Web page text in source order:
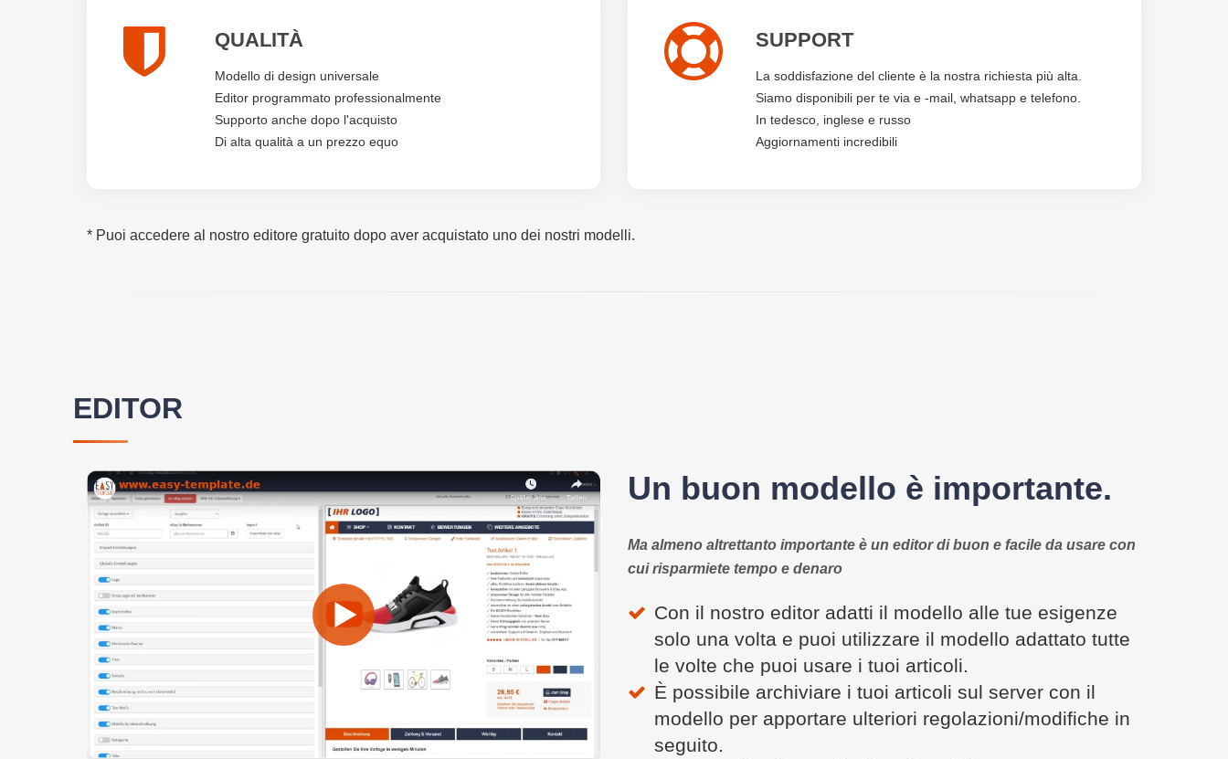
QUALITÀ
Modello di design universale
Editor programmato professionalmente
Supporto anche dopo l'acquisto
Di alta qualità a un prezzo equo
SUPPORT
La soddisfazione del cliente è la nostra richiesta più alta.
Siamo disponibili per te via e -mail, whatsapp e telefono.
In tedesco, inglese e russo
Aggiornamenti incredibili
* Puoi accedere al nostro editore gratuito dopo aver acquistato uno dei nostri modelli.
EDITOR
Un buon modello è importante.
Ma almeno altrettanto importante è un editor di buon e facile da usare con
cui risparmiete tempo e denaro
Con il nostro editor adatti il ​​modello alle tue esigenze
solo una volta e puoi utilizzare il modello adattato tutte
le volte che puoi usare i tuoi articoli.
È possibile archiviare i tuoi articoli sul server con il
modello per apportare ulteriori regolazioni/modifiche in
seguito.